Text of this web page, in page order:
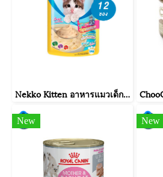
Nekko Kitten อาหารแมวเด็ก ทูน่ามูสผสมนมแพะ 70g. (สีฟ้า) จำนวน 12 ซอง.
New New